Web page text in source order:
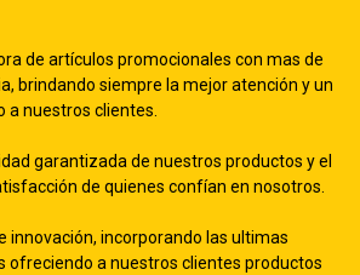
de artículos promocionales con mas de
brindando siempre la mejor atención y un
a nuestros clientes.
garantizada de nuestros productos y el
de quienes confían en nosotros.
innovación, incorporando las ultimas
ofreciendo a nuestros clientes productos